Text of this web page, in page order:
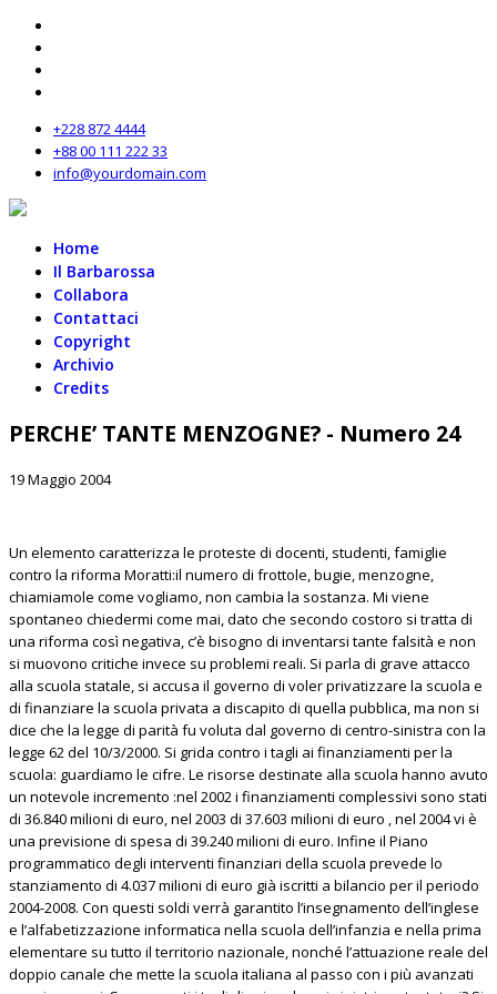
+228 872 4444
+88 00 111 222 33
info@yourdomain.com
Home
Il Barbarossa
Collabora
Contattaci
Copyright
Archivio
Credits
PERCHE’ TANTE MENZOGNE? - Numero 24
19 Maggio 2004
Un elemento caratterizza le proteste di docenti, studenti, famiglie
contro la riforma Moratti:il numero di frottole, bugie, menzogne,
chiamiamole come vogliamo, non cambia la sostanza. Mi viene
spontaneo chiedermi come mai, dato che secondo costoro si tratta di
una riforma così negativa, c’è bisogno di inventarsi tante falsità e non
si muovono critiche invece su problemi reali. Si parla di grave attacco
alla scuola statale, si accusa il governo di voler privatizzare la scuola e
di finanziare la scuola privata a discapito di quella pubblica, ma non si
dice che la legge di parità fu voluta dal governo di centro-sinistra con la
legge 62 del 10/3/2000. Si grida contro i tagli ai finanziamenti per la
scuola: guardiamo le cifre. Le risorse destinate alla scuola hanno avuto
un notevole incremento :nel 2002 i finanziamenti complessivi sono stati
di 36.840 milioni di euro, nel 2003 di 37.603 milioni di euro , nel 2004 vi è
una previsione di spesa di 39.240 milioni di euro. Infine il Piano
programmatico degli interventi finanziari della scuola prevede lo
stanziamento di 4.037 milioni di euro già iscritti a bilancio per il periodo
2004-2008. Con questi soldi verrà garantito l’insegnamento dell’inglese
e l’alfabetizzazione informatica nella scuola dell’infanzia e nella prima
elementare su tutto il territorio nazionale, nonché l’attuazione reale del
doppio canale che mette la scuola italiana al passo con i più avanzati